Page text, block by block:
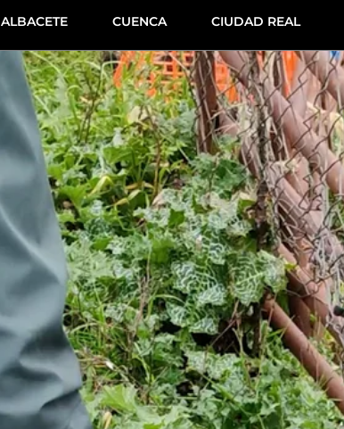
ALBACETE CUENCA CIUDAD REAL